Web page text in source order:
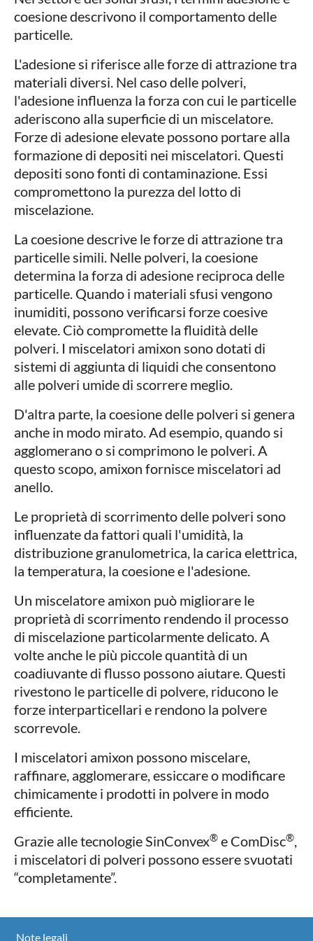
coesione descrivono il comportamento delle
particelle.
L'adesione si riferisce alle forze di attrazione tra
materiali diversi. Nel caso delle polveri,
l'adesione influenza la forza con cui le particelle
aderiscono alla superficie di un miscelatore.
Forze di adesione elevate possono portare alla
formazione di depositi nei miscelatori. Questi
depositi sono fonti di contaminazione. Essi
compromettono la purezza del lotto di
miscelazione.
La coesione descrive le forze di attrazione tra
particelle simili. Nelle polveri, la coesione
determina la forza di adesione reciproca delle
particelle. Quando i materiali sfusi vengono
inumiditi, possono verificarsi forze coesive
elevate. Ciò compromette la fluidità delle
polveri. I miscelatori amixon sono dotati di
sistemi di aggiunta di liquidi che consentono
alle polveri umide di scorrere meglio.
D'altra parte, la coesione delle polveri si genera
anche in modo mirato. Ad esempio, quando si
agglomerano o si comprimono le polveri. A
questo scopo, amixon fornisce miscelatori ad
anello.
Le proprietà di scorrimento delle polveri sono
influenzate da fattori quali l'umidità, la
distribuzione granulometrica, la carica elettrica,
la temperatura, la coesione e l'adesione.
Un miscelatore amixon può migliorare le
proprietà di scorrimento rendendo il processo
di miscelazione particolarmente delicato. A
volte anche le più piccole quantità di un
coadiuvante di flusso possono aiutare. Questi
rivestono le particelle di polvere, riducono le
forze interparticellari e rendono la polvere
scorrevole.
I miscelatori amixon possono miscelare,
raffinare, agglomerare, essiccare o modificare
chimicamente i prodotti in polvere in modo
efficiente.
Grazie alle tecnologie SinConvex® e ComDisc®,
i miscelatori di polveri possono essere svuotati
“completamente”.
Note legali